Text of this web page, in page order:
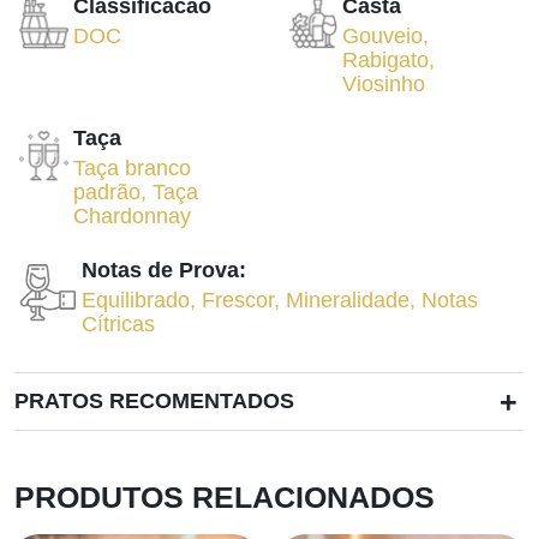
Classificacao
DOC
Casta
Gouveio,
Rabigato,
Viosinho
Taça
Taça branco
padrão,Taça
Chardonnay
Notas de Prova:
Equilibrado, Frescor, Mineralidade, Notas
Cítricas
PRATOS RECOMENTADOS +
PRODUTOS RELACIONADOS